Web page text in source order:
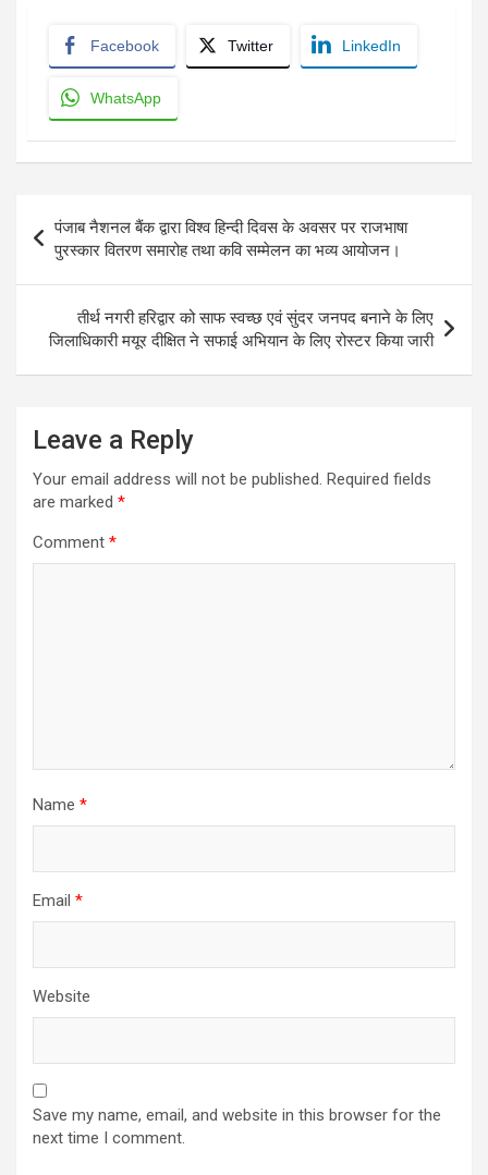
Facebook Twitter LinkedIn
WhatsApp
navigation
पंजाब नैशनल बैंक द्वारा विश्व हिन्दी दिवस के अवसर पर राजभाषा
पुरस्कार वितरण समारोह तथा कवि सम्मेलन का भव्य आयोजन।
तीर्थ नगरी हरिद्वार को साफ स्वच्छ एवं सुंदर जनपद बनाने के लिए
जिलाधिकारी मयूर दीक्षित ने सफाई अभियान के लिए रोस्टर किया जारी
Leave a Reply
Your email address will not be published. Required fields
are marked *
Comment *
Name *
Email *
Website
Save my name, email, and website in this browser for the
next time I comment.